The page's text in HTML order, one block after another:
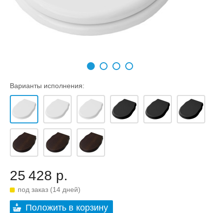
Варианты исполнения:
25 428 р.
под заказ (14 дней)
Положить в корзину